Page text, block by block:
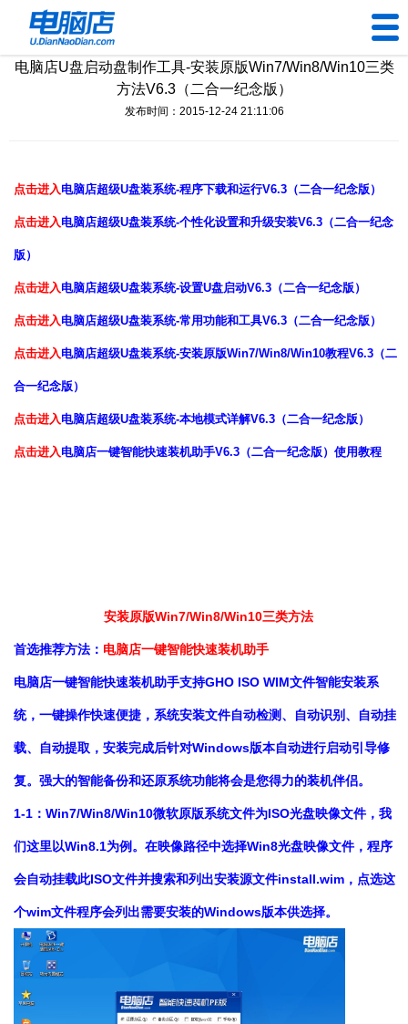
装机问题
电脑店U盘启动盘制作工具-安装原版Win7/Win8/Win10三类
方法V6.3（二合一纪念版）
发布时间：2015-12-24 21:11:06
点击进入电脑店超级U盘装系统-程序下载和运行V6.3（二合一纪念版）
点击进入电脑店超级U盘装系统-个性化设置和升级安装V6.3（二合一纪念
版）
点击进入电脑店超级U盘装系统-设置U盘启动V6.3（二合一纪念版）
点击进入电脑店超级U盘装系统-常用功能和工具V6.3（二合一纪念版）
点击进入电脑店超级U盘装系统-安装原版Win7/Win8/Win10教程V6.3（二
合一纪念版）
点击进入电脑店超级U盘装系统-本地模式详解V6.3（二合一纪念版）
点击进入电脑店一键智能快速装机助手V6.3（二合一纪念版）使用教程
安装原版Win7/Win8/Win10三类方法
首选推荐方法： 电脑店一键智能快速装机助手
电脑店一键智能快速装机助手支持GHO ISO WIM文件智能安装系
统，一键操作快速便捷，系统安装文件自动检测、自动识别、自动挂
载、自动提取，安装完成后针对Windows版本自动进行启动引导修
复。强大的智能备份和还原系统功能将会是您得力的装机伴侣。
1-1：Win7/Win8/Win10微软原版系统文件为ISO光盘映像文件，我
们这里以Win8.1为例。在映像路径中选择Win8光盘映像文件，程序
会自动挂载此ISO文件并搜索和列出安装源文件install.wim，点选这
个wim文件程序会列出需要安装的Windows版本供选择。